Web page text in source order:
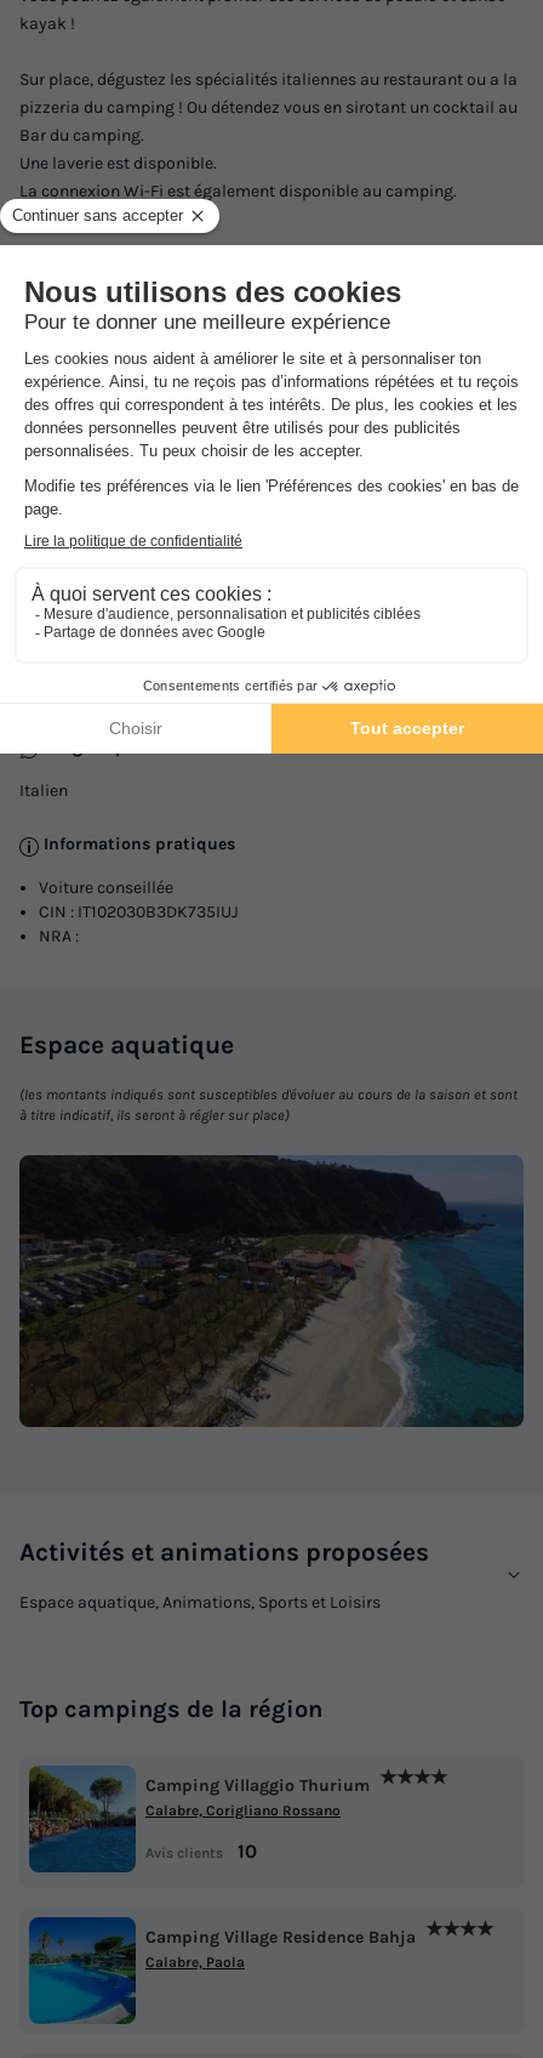
kayak !
Sur place, dégustez les spécialités italiennes au restaurant ou a la
pizzeria du camping ! Ou détendez vous en sirotant un cocktail au
Bar du camping.
Une laverie est disponible.
La connexion Wi-Fi est également disponible au camping.
La Scogliera di Capo Vaticano, Contrada Punta Tono La Scogliera
Informations générales
Italien
Informations pratiques
Voiture conseillée
CIN : IT102030B3DK735IUJ
NRA :
Espace aquatique
(les montants indiqués sont susceptibles d'évoluer au cours de la saison et sont
à titre indicatif, ils seront à régler sur place)
Activités et animations proposées
Espace aquatique, Animations, Sports et Loisirs
Top campings de la région
Camping Villaggio Thurium ★★★★
Calabre, Corigliano Rossano
Avis clients 10
Camping Village Residence Bahja ★★★★
Calabre, Paola